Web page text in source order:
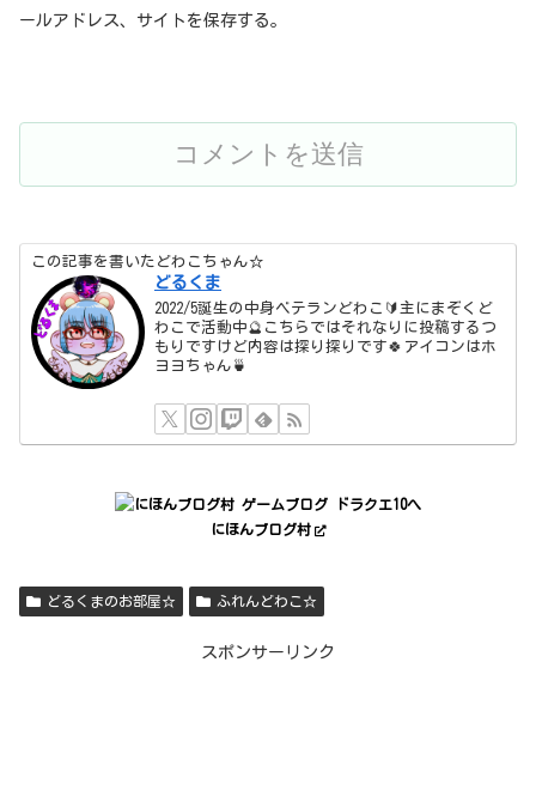
ールアドレス、サイトを保存する。
この記事を書いたどわこちゃん☆
どるくま
2022/5誕生の中身ベテランどわこ🔰主にまぞくど
わこで活動中🔮こちらではそれなりに投稿するつ
もりですけど内容は探り探りです🍀アイコンはホ
ヨヨちゃん🍵
にほんブログ村
どるくまのお部屋☆ ふれんどわこ☆
スポンサーリンク